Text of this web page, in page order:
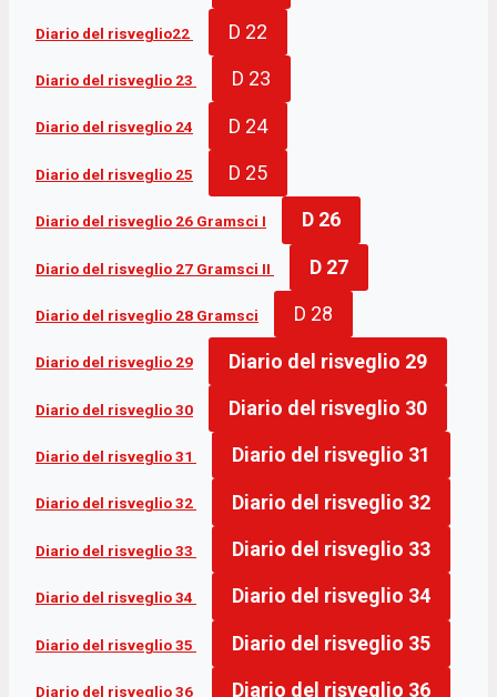
Diario del risveglio22 D 22
Diario del risveglio 23 D 23
Diario del risveglio 24 D 24
Diario del risveglio 25 D 25
Diario del risveglio 26 Gramsci I D 26
Diario del risveglio 27 Gramsci II D 27
Diario del risveglio 28 Gramsci D 28
Diario del risveglio 29 Diario del risveglio 29
Diario del risveglio30 Diario del risveglio 30
Diario del risveglio 31 Diario del risveglio 31
Diario del risveglio 32 Diario del risveglio 32
Diario del risveglio 33 Diario del risveglio 33
Diario del risveglio 34 Diario del risveglio 34
Diario del risveglio 35 Diario del risveglio 35
Diario del risveglio 36 Diario del risveglio 36